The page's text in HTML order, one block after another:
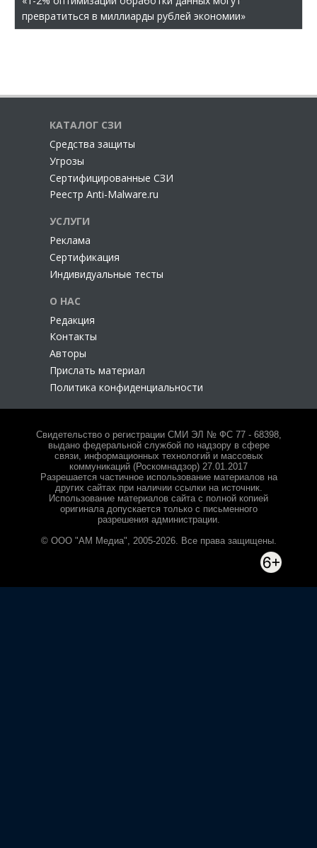
превратиться в миллиарды рублей экономии»
КАТАЛОГ СЗИ
Cредства защиты
Угрозы
Сертифицированные СЗИ
Реестр Anti-Malware.ru
УСЛУГИ
Реклама
Сертификация
Индивидуальные тесты
О НАС
Редакция
Контакты
Авторы
Прислать материал
Политика конфиденциальности
Свидетельство о регистрации СМИ ЭЛ № ФС 77 - 68398,
выдано федеральной службой по надзору в сфере
связи, информационных технологий и массовых
коммуникаций (Роскомнадзор) 27.01.2017
Разрешается частичное использование материалов на
других сайтах при наличии ссылки на источник.
Использование материалов сайта с полной копией
оригинала допускается только с письменного
разрешения администрации.
© ООО "АМ Медиа", 2005-2026. Все права защищены.